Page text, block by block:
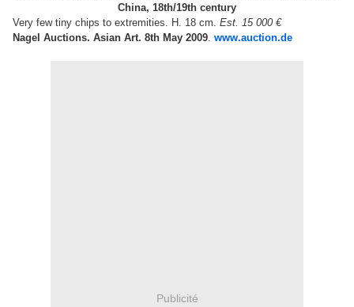
China, 18th/19th century
Very few tiny chips to extremities. H. 18 cm. Est. 15 000 €
Nagel Auctions. Asian Art. 8th May 2009. www.auction.de
Publicité